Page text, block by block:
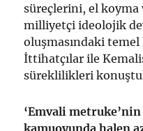
süreçlerini, el koyma
milliyetçi ideolojik
oluşmasındaki temel
İttihatçılar ile
süreklilikleri
‘Emvali